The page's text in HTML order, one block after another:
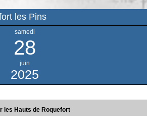
les Pins
samedi
28
juin
2025
les Hauts de Roquefort